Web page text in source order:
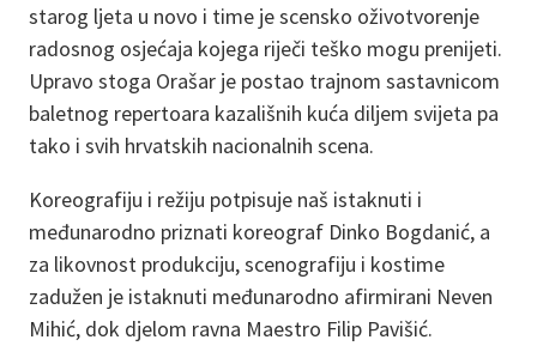
starog ljeta u novo i time je scensko oživotvorenje
radosnog osjećaja kojega riječi teško mogu prenijeti.
Upravo stoga Orašar je postao trajnom sastavnicom
baletnog repertoara kazališnih kuća diljem svijeta pa
tako i svih hrvatskih nacionalnih scena.
Koreografiju i režiju potpisuje naš istaknuti i
međunarodno priznati koreograf Dinko Bogdanić, a
za likovnost produkciju, scenografiju i kostime
zadužen je istaknuti međunarodno afirmirani Neven
Mihić, dok djelom ravna Maestro Filip Pavišić.